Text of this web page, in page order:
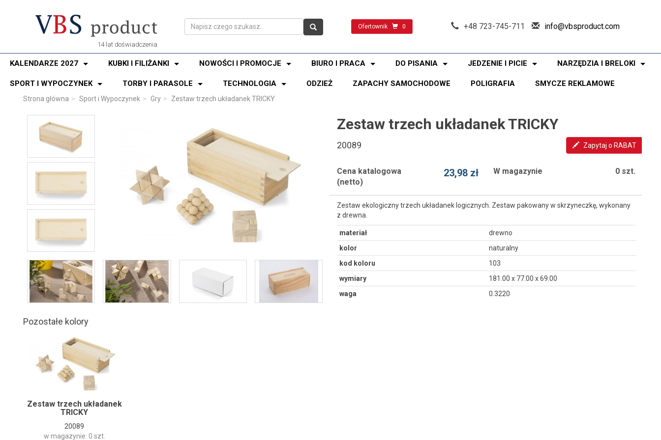
14 lat doświadczenia
Ofertownik 0 +48 723-745-711 info@vbsproduct.com
KALENDARZE 2027 KUBKI I FILIŻANKI NOWOŚCI I PROMOCJE BIURO I PRACA DO PISANIA JEDZENIE I PICIE NARZĘDZIA I BRELOKI
SPORT I WYPOCZYNEK TORBY I PARASOLE TECHNOLOGIA ODZIEŻ ZAPACHY SAMOCHODOWE POLIGRAFIA SMYCZE REKLAMOWE
Strona główna Sport i Wypoczynek Gry Zestaw trzech układanek TRICKY
Zestaw trzech układanek TRICKY
20089 Zapytaj o RABAT
Cena katalogowa
(netto)
23,98 zł W magazynie 0 szt.
Zestaw ekologiczny trzech układanek logicznych. Zestaw pakowany w skrzyneczkę, wykonany
z drewna.
materiał
drewno
kolor
naturalny
kod koloru
103
wymiary
181.00 x 77.00 x 69.00
waga
0.3220
Pozostałe kolory
Zestaw trzech układanek
TRICKY
20089
w magazynie: 0 szt.